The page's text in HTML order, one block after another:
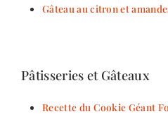
Gâteau au citron et
Pâtisseries et Gâteaux
Recette du Cookie Géant